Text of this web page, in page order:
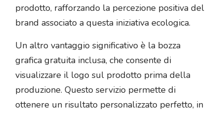
prodotto, rafforzando la percezione positiva del
brand associato a questa iniziativa ecologica.
Un altro vantaggio significativo è la bozza
grafica gratuita inclusa, che consente di
visualizzare il logo sul prodotto prima della
produzione. Questo servizio permette di
ottenere un risultato personalizzato perfetto, in